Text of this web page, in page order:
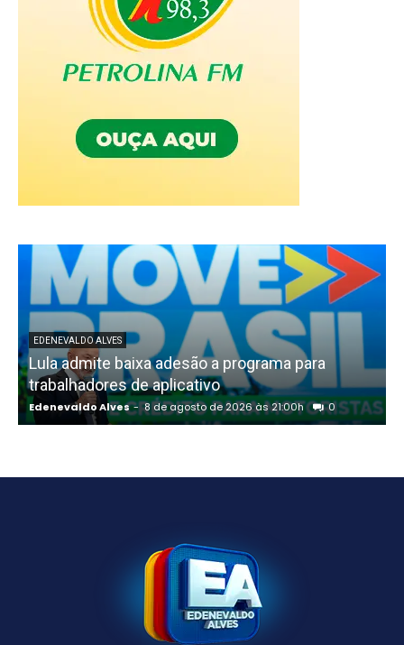
EDENEVALDO ALVES
Lula admite baixa adesão a programa para
trabalhadores de aplicativo
Edenevaldo Alves - 8 de agosto de 2026 às 21:00h 0